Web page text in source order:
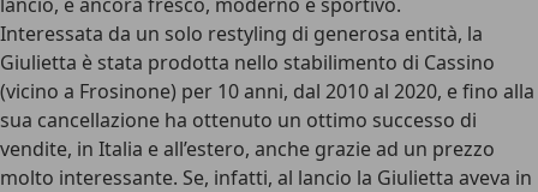
Interessata da un solo restyling di generosa entità, la
Giulietta è stata prodotta nello stabilimento di Cassino
(vicino a Frosinone) per 10 anni, dal 2010 al 2020, e fino alla
sua cancellazione ha ottenuto un ottimo successo di
vendite, in Italia e all’estero, anche grazie ad un prezzo
molto interessante. Se, infatti, al lancio la Giulietta aveva in